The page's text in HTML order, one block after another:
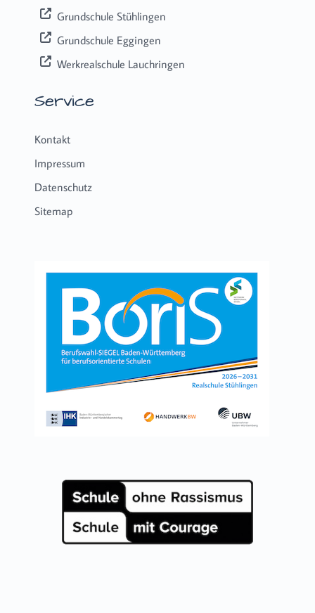
Grundschule Stühlingen
Grundschule Eggingen
Werkrealschule Lauchringen
Service
Kontakt
Impressum
Datenschutz
Sitemap